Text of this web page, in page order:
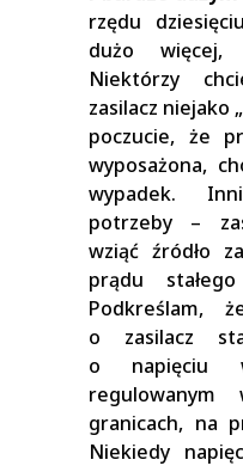
rzędu
dużo więcej,
Niektórzy
zasilacz niejako
poczucie, że
wyposażona,
wypadek.
potrzeby –
wziąć źródło
prądu
Podkreślam,
o zasilacz
o napięciu
granicach, na
Niekiedy